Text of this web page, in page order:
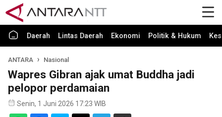
Daerah Lintas Daerah Ekonomi Politik & Hukum
ANTARA Nasional
Wapres Gibran ajak umat Buddha jadi
pelopor perdamaian
Senin, 1 Juni 2026 17:23 WIB